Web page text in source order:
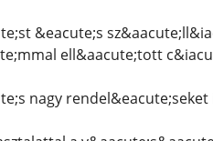
&eacute;s
ell&aacute;tott
nagy rendel&eacute;seket